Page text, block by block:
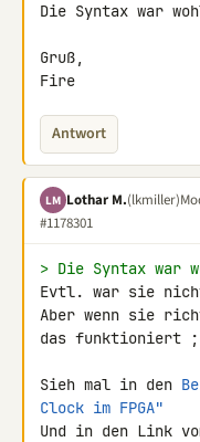
Die Syntax war
Gruß,
Fire
Antwort
LM Lothar M.(lkmiller)
#1178301
> Die Syntax war
Evtl. war sie
Aber wenn sie
das funktioniert
Sieh mal in den
Clock im FPGA"
Und in den Link